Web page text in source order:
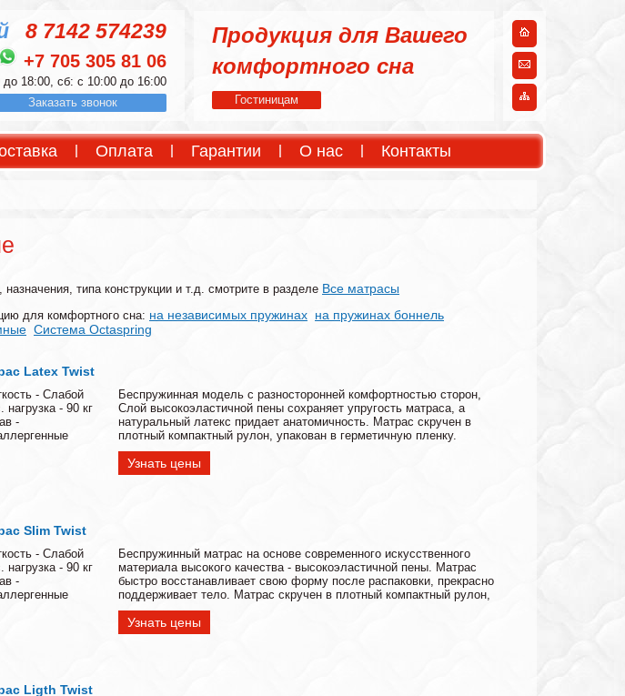
8 7142 574239
+7 705 305 81 06
до 18:00, сб: с 10:00 до 16:00
Заказать звонок
Продукция для Вашего
комфортного сна
Гостиницам
Оплата Гарантии О нас Контакты
типа конструкции и т.д. смотрите в разделе Все матрасы
для комфортного сна: на независимых пружинах на пружинах боннель
Система Octaspring
Latex Twist
- Слабой
нагрузка - 90 кг
-
Беспружинная модель с разносторонней комфортностью сторон,
Слой высокоэластичной пены сохраняет упругость матраса, а
натуральный латекс придает анатомичность. Матрас скручен в
плотный компактный рулон, упакован в герметичную пленку.
Узнать цены
Slim Twist
- Слабой
нагрузка - 90 кг
-
Беспружинный матрас на основе современного искусственного
материала высокого качества - высокоэластичной пены. Матрас
быстро восстанавливает свою форму после распаковки, прекрасно
поддерживает тело. Матрас скручен в плотный компактный рулон,
Узнать цены
Ligth Twist